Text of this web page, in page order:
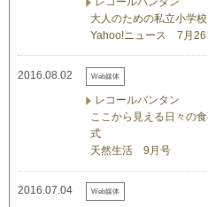
大人のための私立小学
Yahoo!ニュース 7月26
2016.08.02 Web媒体
レコールバンタン
ここから見える日々の
式
天然生活 9月号
2016.07.04 Web媒体